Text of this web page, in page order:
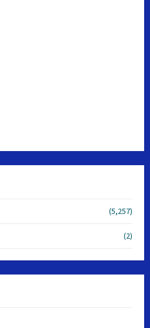
(5,257)
(2)